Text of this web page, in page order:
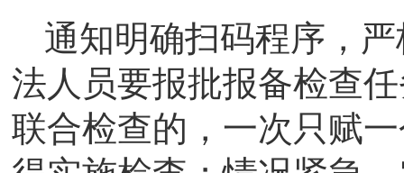
通知明确扫码程序，
法人员要报批报备检查
联合检查的，一次只赋